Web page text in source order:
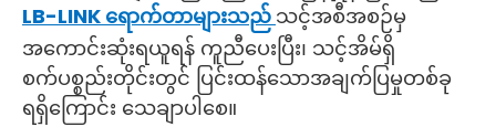
LB-LINK ရောက်တာများသည် သင့်အစီအစဉ်မှ
အကောင်းဆုံးရယူရန် ကူညီပေးပြီး၊ သင့်အိမ်ရှိ
စက်ပစ္စည်းတိုင်းတွင် ပြင်းထန်သောအချက်ပြမှုတစ်ခု
ရရှိကြောင်း သေချာပါစေ။